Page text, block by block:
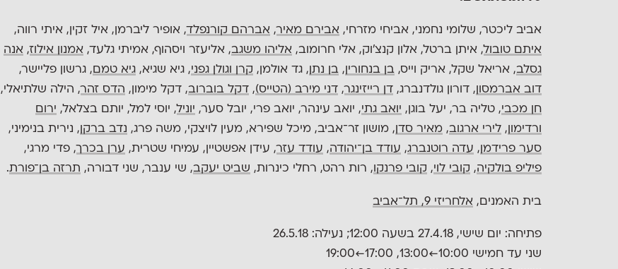
אביב ליכטר, שלומי נחמני, אביחי מזרחי, אבירם מאיר, אברהם קורנפלד, אופיר ליברמן, איל זקין, איתי רווה,
איתם טובול, איתן ברטל, אלון קנצ׳וק, אלי חרומוב, אליהו משגב, אליעזר ויסהוף, אמיתי גלעד, אמנון אילוז, אנה
גסלב, אריאל שקל, אריק וייס, בן בנחורין , בן נתן , גד אולמן, קרן וגולן גפני, גיא שגיא, גיא טמם, גרשון פליישר,
דוב אברמסון , דורון גולדנברג, דן רייזינגר, דני מירב (הטייס), דקל בוברוב, דקל מימון, הדס זהר, הילה שלתיאלי,
חן מכבי, טליה בר, יעל בוגן, יואב גתי, יואב עינהר, יואב פרי, יובל סער, יוניל, יוסי למל, יותם בצלאל, ירום
ורדימון , לירי ארגוב, מאיר סדן , מושון זר־אביב, מיכל שפירא, מעין לויצקי, משה פרג, נדב ברקן , נירית בנימיני,
סער פרידמן , עדה רוטנברג, עודד בן־יהודה, עודד עזר, עידן אפשטיין, עמיחי שטרית, ערן בכרך, פדי מרגי,
פיליפ בולקיה, קובי לוי, קובי פרנקו , רות רהט, רחלי כינרות, שביט יעקב, שי ענבר, שני דבורה, תרזה בן־פורת.
בית האמנים, אלחריזי 9, תל־אביב
פתיחה: יום שישי, 27.4.18 בשעה 12:00; נעילה: 26.5.18
שני עד חמישי 10:00←13:00, 17:00←19:00